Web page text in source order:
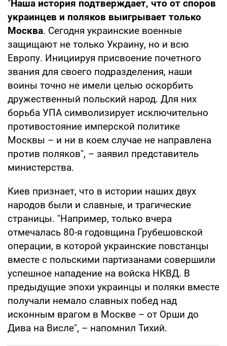
" Наша история подтверждает, что от споров
украинцев и поляков выигрывает только
Москва. Сегодня украинские военные
защищают не только Украину, но и всю
Европу. Инициируя присвоение почетного
звания для своего подразделения, наши
воины точно не имели целью оскорбить
дружественный польский народ. Для них
борьба УПА символизирует исключительно
противостояние имперской политике
Москвы – и ни в коем случае не направлена
против поляков", – заявил представитель
министерства.
Киев признает, что в истории наших двух
народов были и славные, и трагические
страницы. "Например, только вчера
отмечалась 80-я годовщина Грубешовской
операции, в которой украинские повстанцы
вместе с польскими партизанами совершили
успешное нападение на войска НКВД. В
предыдущие эпохи украинцы и поляки вместе
получали немало славных побед над
исконным врагом в Москве – от Орши до
Дива на Висле", – напомнил Тихий.